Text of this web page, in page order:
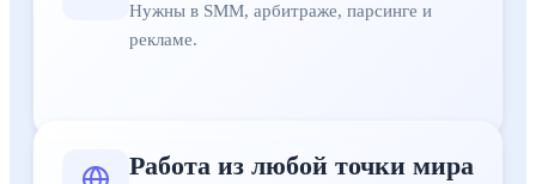
Нужны в SMM, арбитраже, парсинге и
рекламе.
Работа из любой точки мира